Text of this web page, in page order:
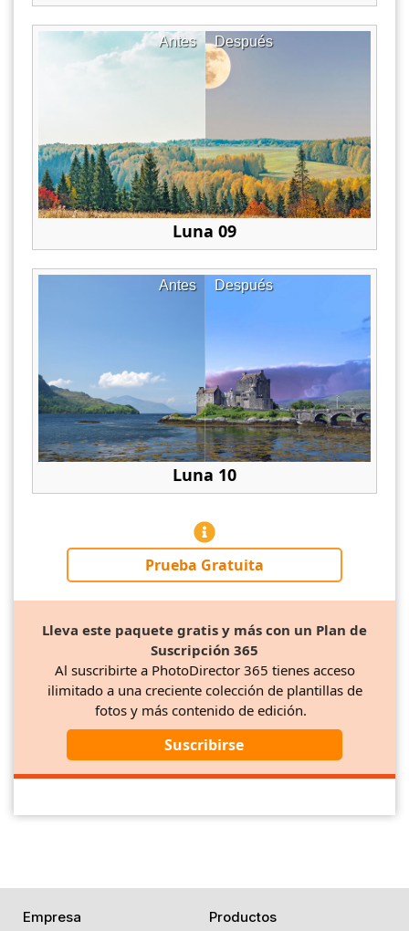
Después
Antes
Luna 09
Después
Antes
Luna 10
Prueba Gratuita
Lleva este paquete gratis y más con un Plan de
Suscripción 365
Al suscribirte a PhotoDirector 365 tienes acceso
ilimitado a una creciente colección de plantillas de
fotos y más contenido de edición.
Suscribirse
Empresa
Productos